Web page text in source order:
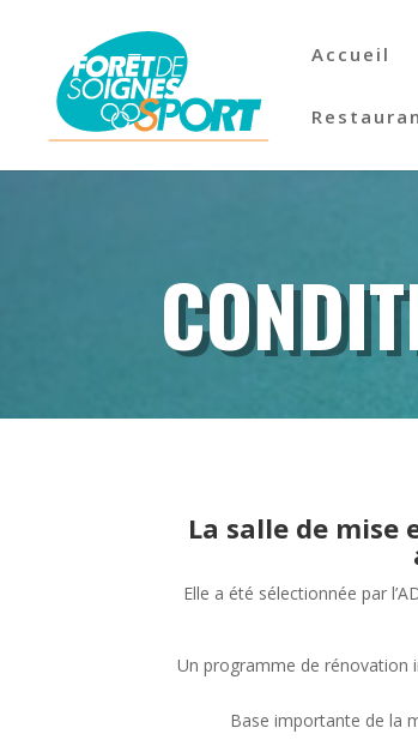
Accueil
La salle de mise
Elle a été sélectionnée par
Un programme de rénovation
Base importante de la